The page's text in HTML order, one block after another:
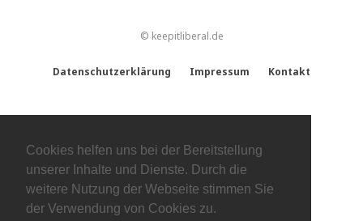
Cookies helfen uns bei der Bereitstellung
unserer Inhalte und Dienste. Durch die
weitere Nutzung der Webseite stimmen Sie
der Verwendung von Cookies zu.
© keepitliberal.de
Datenschutzerklärung Impressum Kontakt